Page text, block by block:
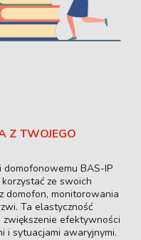
Z TWOJEGO
BAS-IP
ze swoich
domofon, monitorowania
Ta elastyczność
efektywności
i sytuacjami awaryjnymi.